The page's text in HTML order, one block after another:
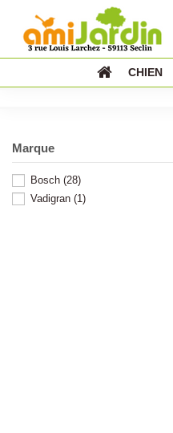
CHIEN
Marque
Bosch (28)
Vadigran (1)